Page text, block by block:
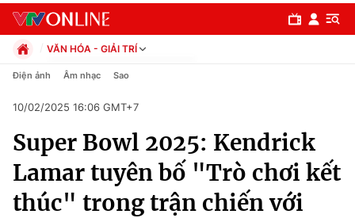
Chuyên mục
Chính trị
Xã hội
VĂN HÓA - GIẢI TRÍ
Chính trị
Pháp luật
Kinh tế
Thể thao
Truyền hình
Văn hóa - Giải trí
Điện ảnh Âm nhạc Sao
10/02/2025 16:06 GMT+7
Super Bowl 2025: Kendrick
Lamar tuyên bố "Trò chơi kết
thúc" trong trận chiến với